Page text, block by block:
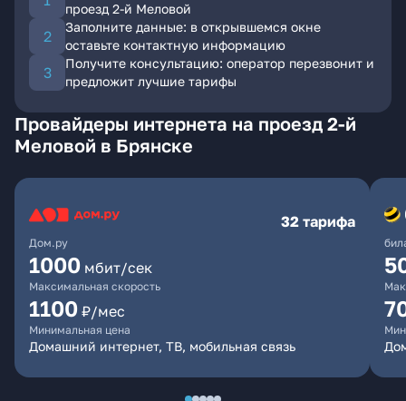
проезд 2-й Меловой
Заполните данные: в открывшемся окне
оставьте контактную информацию
Получите консультацию: оператор перезвонит и
предложит лучшие тарифы
Провайдеры интернета на проезд 2-й
Меловой в Брянске
Дом.ру
32 тарифа
1000 мбит/сек
Максимальная скорость
1100 ₽/мес
Минимальная цена
Домашний интернет, ТВ, мобильная связь